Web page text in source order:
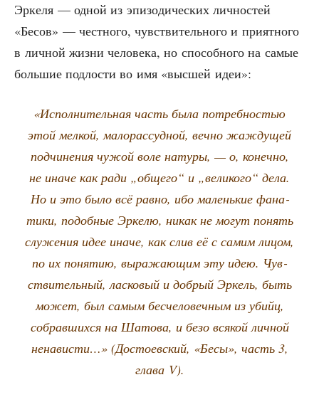
Эрке­ля — одной из эпи­зо­ди­че­ских лич­но­стей
«Бесов» — чест­но­го, чув­стви­тель­но­го и при­ят­но­го
в лич­ной жиз­ни чело­ве­ка, но спо­соб­но­го на самые
боль­шие под­ло­сти во имя «выс­шей идеи»:
«Испол­ни­тель­ная часть была потреб­но­стью
этой мел­кой, мало­рас­суд­ной, веч­но жаж­ду­щей
под­чи­не­ния чужой воле нату­ры, — о, конеч­но,
не ина­че как ради „обще­го“ и „вели­ко­го“ дела.
Но и это было всё рав­но, ибо малень­кие фана­
ти­ки, подоб­ные Эрке­лю, никак не могут понять
слу­же­ния идее ина­че, как слив её с самим лицом,
по их поня­тию, выра­жа­ю­щим эту идею. Чув­
стви­тель­ный, лас­ко­вый и доб­рый Эркель, быть
может, был самым бес­че­ло­веч­ным из убийц,
собрав­ших­ся на Шато­ва, и безо вся­кой лич­ной
нена­ви­сти…» (Досто­ев­ский, «Бесы», часть 3,
гла­ва V).